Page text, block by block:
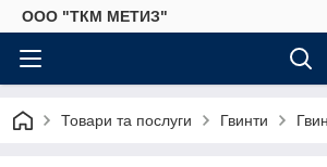
ООО "ТКМ МЕТИЗ"
Товари та послуги Гвинти